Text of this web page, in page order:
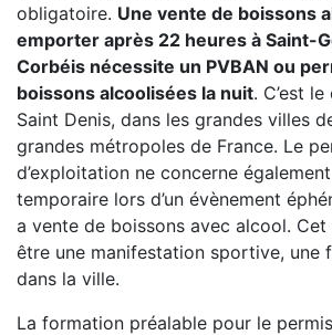
obligatoire. Une vente de boissons
emporter après 22 heures à Saint-
Corbéis nécessite un PVBAN ou
boissons alcoolisées la nuit. C’est
Saint Denis, dans les grandes villes
grandes métropoles de France. Le
d’exploitation ne concerne
temporaire lors d’un évènement
a vente de boissons avec alcool. Cet
être une manifestation sportive, une
dans la ville.
La formation préalable pour le